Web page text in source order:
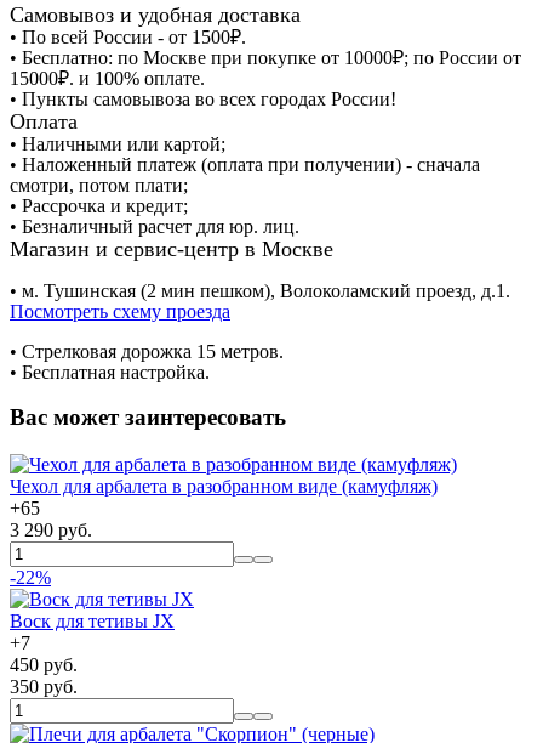
Самовывоз и удобная доставка
• По всей России - от 1500₽.
• Бесплатно: по Москве при покупке от 10000₽; по России от
15000₽. и 100% оплате.
• Пункты самовывоза во всех городах России!
Оплата
• Наличными или картой;
• Наложенный платеж (оплата при получении) - сначала
смотри, потом плати;
• Рассрочка и кредит;
• Безналичный расчет для юр. лиц.
Магазин и сервис-центр в Москве
• м. Тушинская (2 мин пешком), Волоколамский проезд, д.1.
Посмотреть схему проезда
• Cтрелковая дорожка 15 метров.
• Бесплатная настройка.
Вас может заинтересовать
Чехол для арбалета в разобранном виде (камуфляж)
+65
3 290 руб.
-22%
Воск для тетивы JX
+7
450 руб.
350 руб.